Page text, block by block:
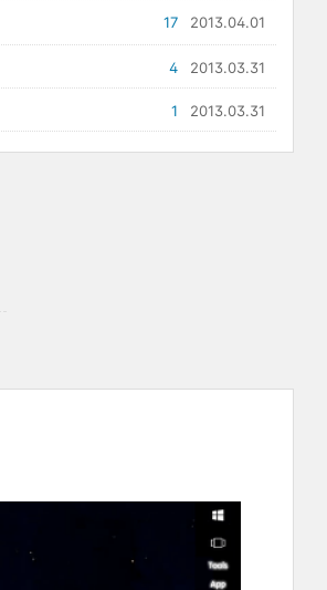
2013.04.01
17
2013.03.31
4
2013.03.31
1